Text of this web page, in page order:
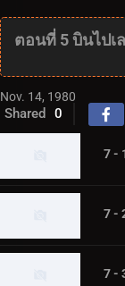
ตอนที่ 5 บินไปเ
Nov. 14, 1980
Shared 0
7 -
7 -
7 -